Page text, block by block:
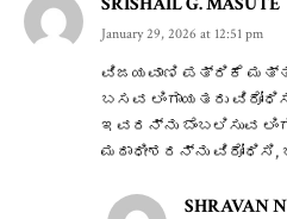
January 29, 2026 at 12:51 pm
ವಿಜಯವಾಣಿ ಪತ್ರಿಕೆ
ಬಸವ ಲಿಂಗಾಯತರು
ಇವರನ್ನು ಬೆಂಬಲಿಸುವ
ಮಠಾಧೀಶರನ್ನು
SHRAVAN N